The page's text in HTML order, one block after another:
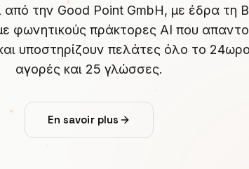
από την Good Point GmbH, με έδρα τη
φωνητικούς πράκτορες AI που
υποστηρίζουν πελάτες όλο το
αγορές και 25 γλώσσες.
En savoir plus